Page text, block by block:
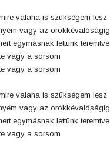
valaha is szükségem lesz
vagy az örökkévalóságig
egymásnak lettünk teremtve
vagy a sorsom
vagy a sorsom
valaha is szükségem lesz
vagy az örökkévalóságig
egymásnak lettünk teremtve
vagy a sorsom